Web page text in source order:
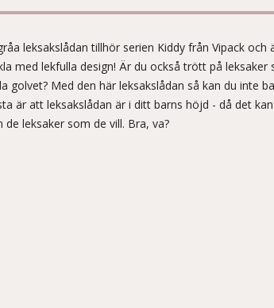
leksakslådan tillhör serien Kiddy från Vipack och
med lekfulla design! Är du också trött på leksaker
golvet? Med den här leksakslådan så kan du inte
är att leksakslådan är i ditt barns höjd - då det
de leksaker som de vill. Bra, va?